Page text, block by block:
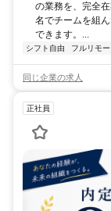
の業務を、完全
名でチームを組
できます。...
シフト自由 フルリモー
同じ企業の求人
正社員